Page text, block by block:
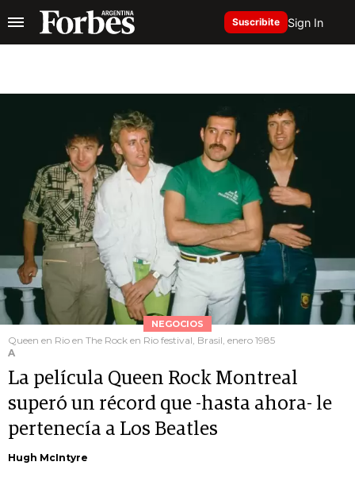
Suscribite Sign In
NEGOCIOS
Queen en Rio en The Rock en Rio festival, Brasil, enero 1985
A
La película Queen Rock Montreal
superó un récord que -hasta ahora- le
pertenecía a Los Beatles
Hugh McIntyre